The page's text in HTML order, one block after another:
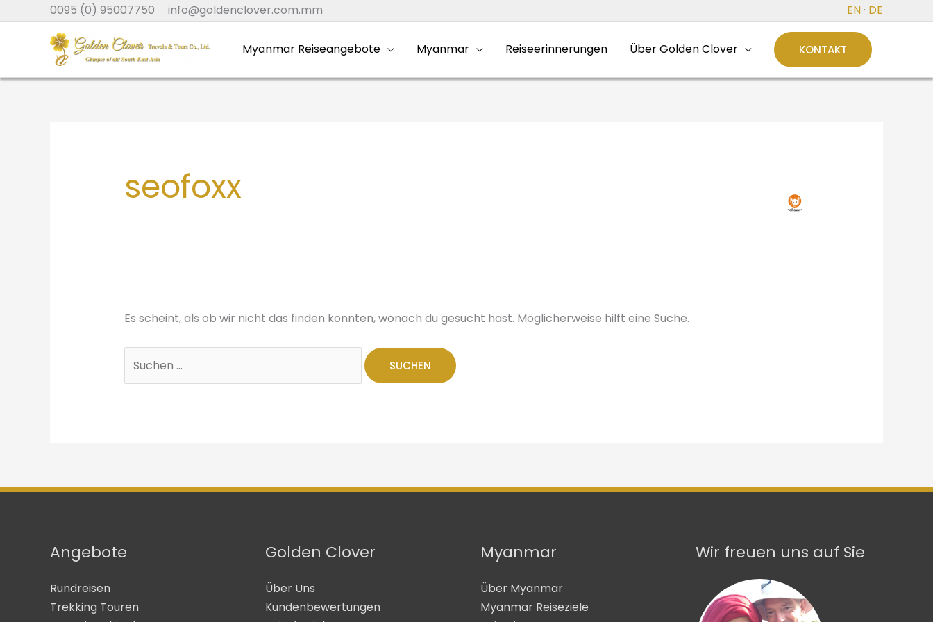
0095 (0) 95007750 info@goldenclover.com.mm EN · DE
Myanmar Reiseangebote Myanmar Reiseerinnerungen Über Golden Clover KONTAKT
seofoxx
Es scheint, als ob wir nicht das finden konnten, wonach du gesucht hast. Möglicherweise hilft eine Suche.
nach:
Angebote
Rundreisen
Trekking Touren
Golden Clover
Über Uns
Kundenbewertungen
Myanmar
Über Myanmar
Myanmar Reiseziele
Wir freuen uns auf Sie